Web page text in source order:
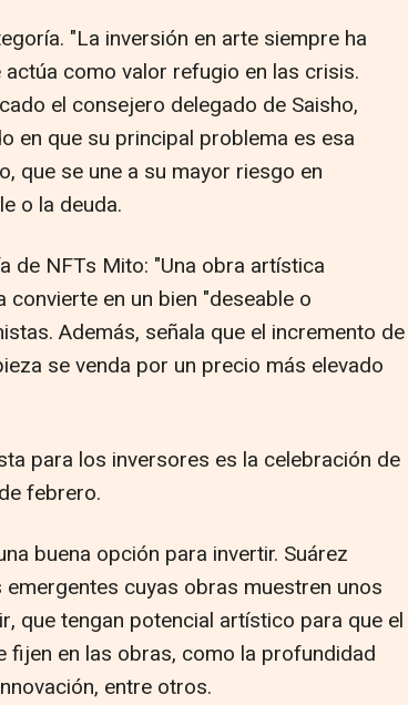
"La inversión en arte siempre ha
como valor refugio en las crisis.
el consejero delegado de Saisho,
en que su principal problema es esa
que se une a su mayor riesgo en
o la deuda.
de NFTs Mito: "Una obra artística
en un bien "deseable o
Además, señala que el incremento de
se venda por un precio más elevado
para los inversores es la celebración de
febrero.
buena opción para invertir. Suárez
cuyas obras muestren unos
que tengan potencial artístico para que el
fijen en las obras, como la profundidad
entre otros.